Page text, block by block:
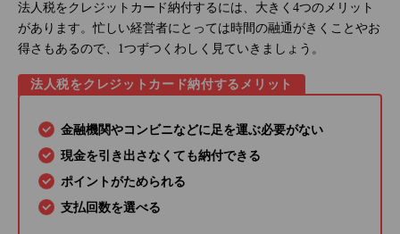
法人税をクレジットカード納付するには、大きく4つのメリット
があります。忙しい経営者にとっては時間の融通がきくことやお
得さもあるので、1つずつくわしく見ていきましょう。
法人税をクレジットカード納付するメリット
金融機関やコンビニなどに足を運ぶ必要がない
現金を引き出さなくても納付できる
ポイントがためられる
支払回数を選べる